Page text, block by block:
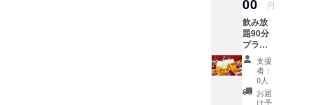
00 円
飲み放
題90分
プラン
5,000
円/1回
分 ※お
客様専
用グラ
支援
者：
0人
お届
け予